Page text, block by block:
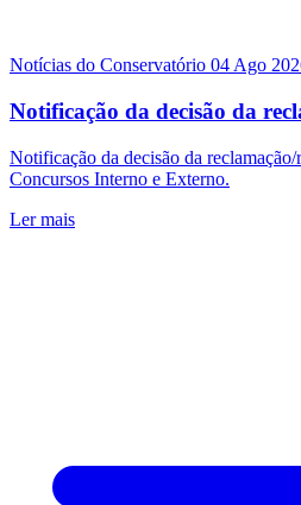
Notícias do Conservatório 04 Ago
Notificação da decisão da
Notificação da decisão da reclamação/
Concursos Interno e Externo.
Ler mais